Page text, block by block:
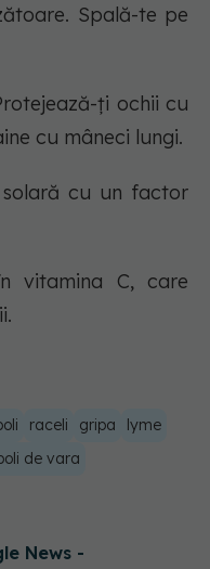
Spală-te pe
ți ochii cu
cu mâneci lungi.
cu un factor
vitamina C, care
raceli gripa
lyme
de vara
News -